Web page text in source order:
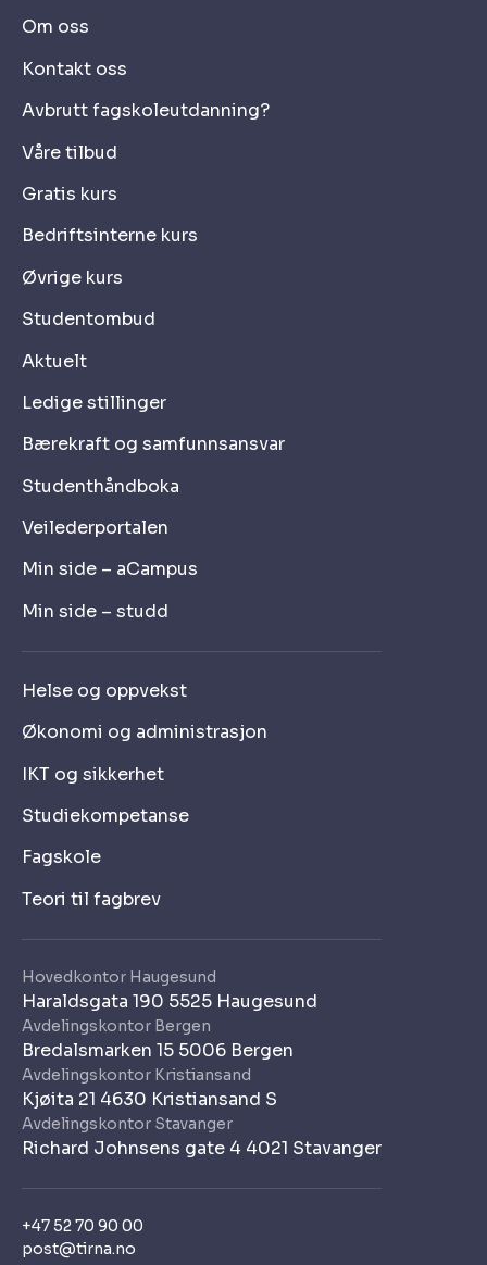
+47 52 70 90 00
post@tirna.no
Hovedkontor Haugesund
Haraldsgata 190 5525 Haugesund
Avdelingskontor Bergen
Bredalsmarken 15 5006 Bergen
Avdelingskontor Kristiansand
Kjøita 21 4630 Kristiansand S
Avdelingskontor Stavanger
Richard Johnsens gate 4 4021 Stavanger
Om oss
Kontakt oss
Avbrutt fagskoleutdanning?
Våre tilbud
Gratis kurs
Bedriftsinterne kurs
Øvrige kurs
Studentombud
Aktuelt
Ledige stillinger
Bærekraft og samfunnsansvar
Studenthåndboka
Veilederportalen
Min side – aCampus
Min side – studd
Helse og oppvekst
Økonomi og administrasjon
IKT og sikkerhet
Studiekompetanse
Fagskole
Teori til fagbrev